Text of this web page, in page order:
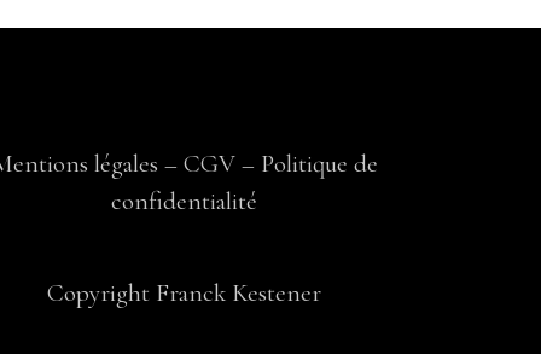
légales – CGV– Politique de
confidentialité
Copyright Franck Kestener